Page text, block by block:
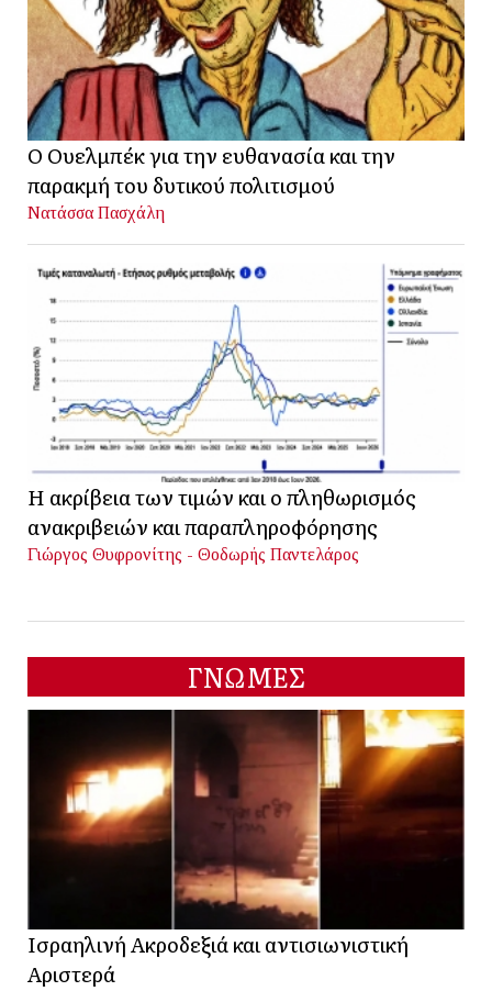
Ο Ουελμπέκ για την ευθανασία και την
παρακμή του δυτικού πολιτισμού
Νατάσσα Πασχάλη
Η ακρίβεια των τιμών και ο πληθωρισμός
ανακριβειών και παραπληροφόρησης
Γιώργος Θυφρονίτης - Θοδωρής Παντελάρος
ΓΝΩΜΕΣ
Ισραηλινή Ακροδεξιά και αντισιωνιστική
Αριστερά